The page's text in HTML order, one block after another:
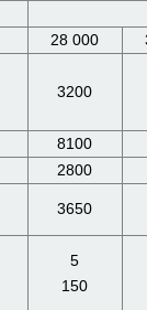
28 000
3200
8100
2800
3650
5
150